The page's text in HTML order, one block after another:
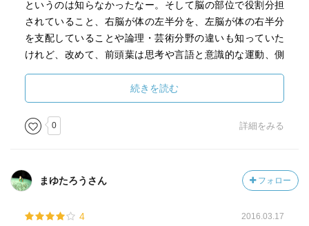
というのは知らなかったなー。そして脳の部位で役割分担
されていること、右脳が体の左半分を、左脳が体の右半分
を支配していることや論理・芸術分野の違いも知っていた
けれど、改めて、前頭葉は思考や言語と意識的な運動、側
覚情報の分析となっていることを再認識。
で、大脳皮質の表面積は新聞紙1枚ほどの大きさなんだな。
この本(3巻)はサバイバルの中でも読む価値高いなー。
続きを読む
0 詳細をみる
まゆたろうさん フォロー
4 2016.03.17